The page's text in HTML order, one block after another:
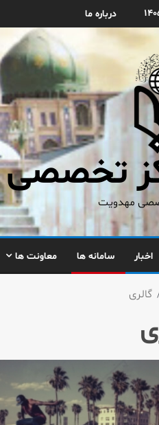
درباره ما
تخصصی
مهدویت
اخبار سامانه ها معاونت ها
گالری